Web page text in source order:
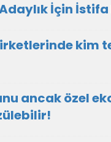
İçin İstifa
kim
ancak özel